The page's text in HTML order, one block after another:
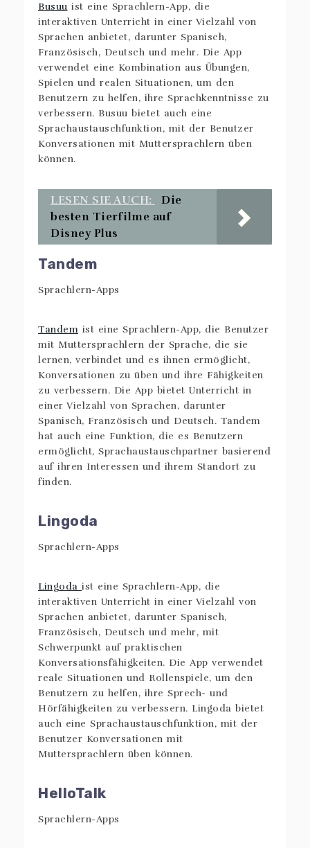
Busuu ist eine Sprachlern-App, die
interaktiven Unterricht in einer Vielzahl von
Sprachen anbietet, darunter Spanisch,
Französisch, Deutsch und mehr. Die App
verwendet eine Kombination aus Übungen,
Spielen und realen Situationen, um den
Benutzern zu helfen, ihre Sprachkenntnisse zu
verbessern. Busuu bietet auch eine
Sprachaustauschfunktion, mit der Benutzer
Konversationen mit Muttersprachlern üben
können.
LESEN SIE AUCH:
Die
besten Tierfilme auf
Disney Plus
Tandem
Tandem ist eine Sprachlern-App, die Benutzer
mit Muttersprachlern der Sprache, die sie
lernen, verbindet und es ihnen ermöglicht,
Konversationen zu üben und ihre Fähigkeiten
zu verbessern. Die App bietet Unterricht in
einer Vielzahl von Sprachen, darunter
Spanisch, Französisch und Deutsch. Tandem
hat auch eine Funktion, die es Benutzern
ermöglicht, Sprachaustauschpartner basierend
auf ihren Interessen und ihrem Standort zu
finden.
Lingoda
Lingoda ist eine Sprachlern-App, die
interaktiven Unterricht in einer Vielzahl von
Sprachen anbietet, darunter Spanisch,
Französisch, Deutsch und mehr, mit
Schwerpunkt auf praktischen
Konversationsfähigkeiten. Die App verwendet
reale Situationen und Rollenspiele, um den
Benutzern zu helfen, ihre Sprech- und
Hörfähigkeiten zu verbessern. Lingoda bietet
auch eine Sprachaustauschfunktion, mit der
Benutzer Konversationen mit
Muttersprachlern üben können.
HelloTalk